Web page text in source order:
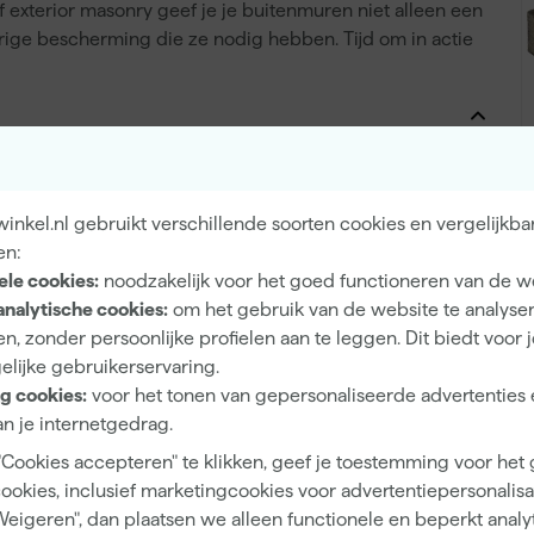
gebruikt verschillende soorten cookies en
cookies: noodzakelijk voor het goed functioneren van de
cookies: om het gebruik van de website te
zonder persoonlijke profielen aan te leggen. Dit biedt voor
gebruikerservaring.
cookies: voor het tonen van gepersonaliseerde advertenties
je internetgedrag.
accepteren" te klikken, geef je toestemming voor het
inclusief marketingcookies voor
dan plaatsen we alleen functionele en beperkt
masonry geef je je buitenmuren niet alleen een
bescherming die ze nodig hebben. Tijd om in actie
Waterbestendig
Buiten
Metselwerk
Extra mat